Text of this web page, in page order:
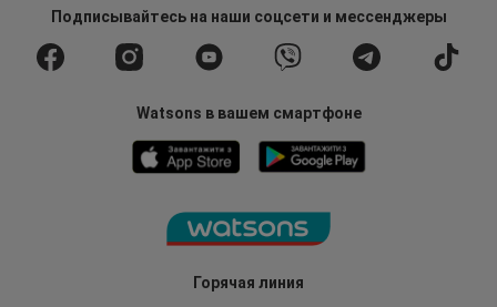
Горячая линия
Подписывайтесьна наши соцсети и мессенджеры
Watsons в вашем смартфоне